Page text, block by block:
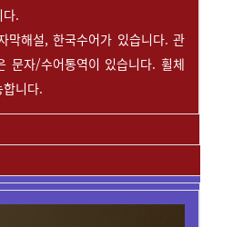
.
해설, 한국수어가 있습니다. 관
문자/수어통역이 있습니다. 휠체
니다.